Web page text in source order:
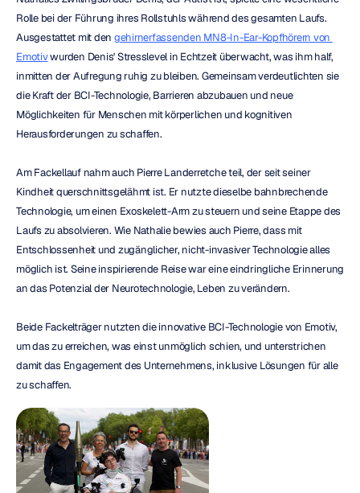
Rolle bei der Führung ihres Rollstuhls während des gesamten Laufs.
Ausgestattet mit den gehirnerfassenden MN8-In-Ear-Kopfhörern von
Emotiv wurden Denis' Stresslevel in Echtzeit überwacht, was ihm half,
inmitten der Aufregung ruhig zu bleiben. Gemeinsam verdeutlichten sie
die Kraft der BCI-Technologie, Barrieren abzubauen und neue
Möglichkeiten für Menschen mit körperlichen und kognitiven
Herausforderungen zu schaffen.
Am Fackellauf nahm auch Pierre Landerretche teil, der seit seiner
Kindheit querschnittsgelähmt ist. Er nutzte dieselbe bahnbrechende
Technologie, um einen Exoskelett-Arm zu steuern und seine Etappe des
Laufs zu absolvieren. Wie Nathalie bewies auch Pierre, dass mit
Entschlossenheit und zugänglicher, nicht-invasiver Technologie alles
möglich ist. Seine inspirierende Reise war eine eindringliche Erinnerung
an das Potenzial der Neurotechnologie, Leben zu verändern.
Beide Fackelträger nutzten die innovative BCI-Technologie von Emotiv,
um das zu erreichen, was einst unmöglich schien, und unterstrichen
damit das Engagement des Unternehmens, inklusive Lösungen für alle
zu schaffen.